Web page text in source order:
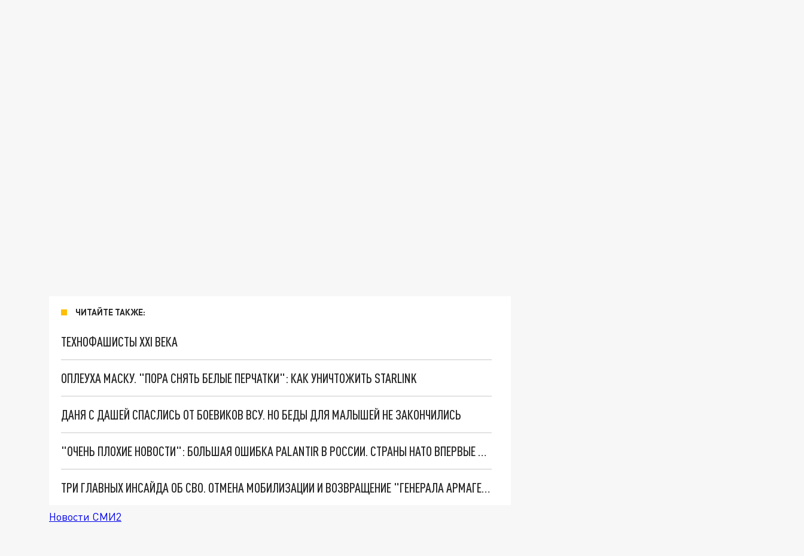
ЧИТАЙТЕ ТАКЖЕ:
ТЕХНОФАШИСТЫ XXI ВЕКА
ОПЛЕУХА МАСКУ. "ПОРА СНЯТЬ БЕЛЫЕ ПЕРЧАТКИ": КАК УНИЧТОЖИТЬ STARLINK
ДАНЯ С ДАШЕЙ СПАСЛИСЬ ОТ БОЕВИКОВ ВСУ. НО БЕДЫ ДЛЯ МАЛЫШЕЙ НЕ ЗАКОНЧИЛИСЬ
"ОЧЕНЬ ПЛОХИЕ НОВОСТИ": БОЛЬШАЯ ОШИБКА PALANTIR В РОССИИ. СТРАНЫ НАТО ВПЕРВЫЕ ЗА СВО ОСТАНОВИЛИ ПОСТАВКИ ОРУЖИЯ. ВСУ ТЕРЯЮТ ПРИГРАНИЧЬЕ?
ТРИ ГЛАВНЫХ ИНСАЙДА ОБ СВО. ОТМЕНА МОБИЛИЗАЦИИ И ВОЗВРАЩЕНИЕ "ГЕНЕРАЛА АРМАГЕДДОНА"? ОТЛИЧНЫЕ НОВОСТИ, КОТОРЫЕ ЖДАЛИ ВСЕ
Новости СМИ2